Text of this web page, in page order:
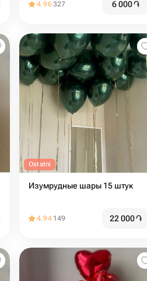
4.96327 6 000֏
Ostatni
Изумрудные шары 15 штук
4.94 149 22 000֏